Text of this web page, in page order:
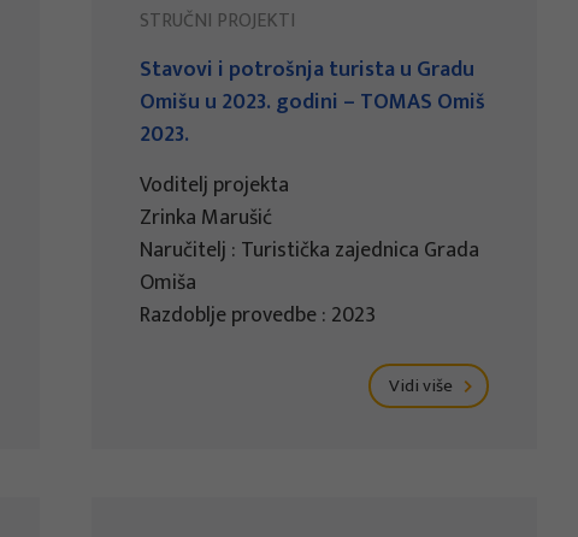
STRUČNI PROJEKTI
Stavovi i potrošnja turista u Gradu
Omišu u 2023. godini – TOMAS Omiš
2023.
Voditelj projekta
Zrinka Marušić
Naručitelj : Turistička zajednica Grada
Omiša
Razdoblje provedbe : 2023
Vidi više